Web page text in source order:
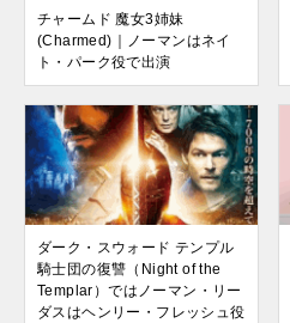
チャームド 魔女3姉妹
(Charmed)｜ノーマンはネイ
ト・パーク役で出演
ダーク・スウォード テンプル
騎士団の復讐（Night of the
Templar）ではノーマン・リー
ダスはヘンリー・フレッシュ役